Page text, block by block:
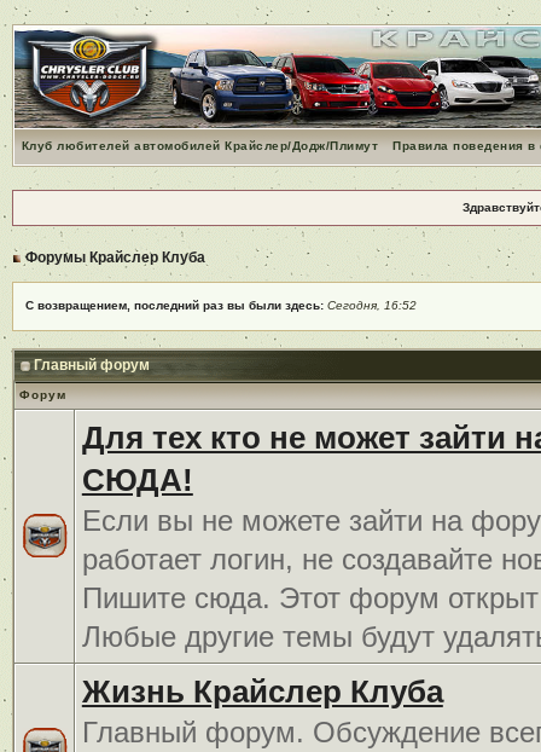
Клуб любителей автомобилей Крайслер/Додж/Плимут Правила поведения
Форумы Крайслер Клуба
С возвращением, последний раз вы были здесь: Сегодня, 16:52
Главный форум
Форум
Для тех кто не может зайти
СЮДА!
Если вы не можете зайти на
работает логин, не создавайте
Пишите сюда. Этот форум открыт
Любые другие темы будут
Жизнь Крайслер Клуба
Главный форум. Обсуждение